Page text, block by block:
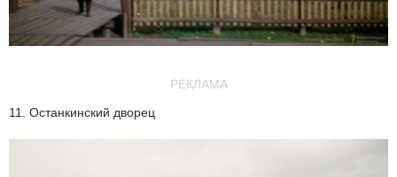
РЕКЛАМА
11. Останкинский дворец